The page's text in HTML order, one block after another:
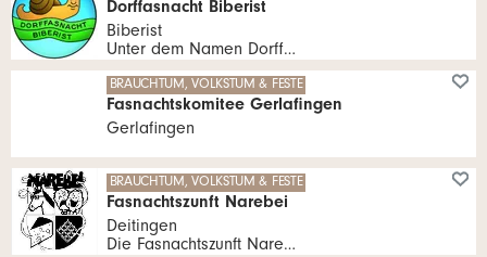
Dorffasnacht Biberist
Biberist
Unter dem Namen Dorffasnacht Biberist sind die Biberister Fasnachtsgruppen zusammengefasst.
BRAUCHTUM, VOLKSTUM & FESTE
Fasnachtskomitee Gerlafingen
Gerlafingen
BRAUCHTUM, VOLKSTUM & FESTE
Fasnachtszunft Narebei
Deitingen
Die Fasnachtszunft Narebei ist insbesondere am Hilari aktiv.